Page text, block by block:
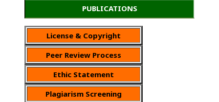
PUBLICATIONS
License & Copyright
Peer Review Process
Ethic Statement
Plagiarism Screening